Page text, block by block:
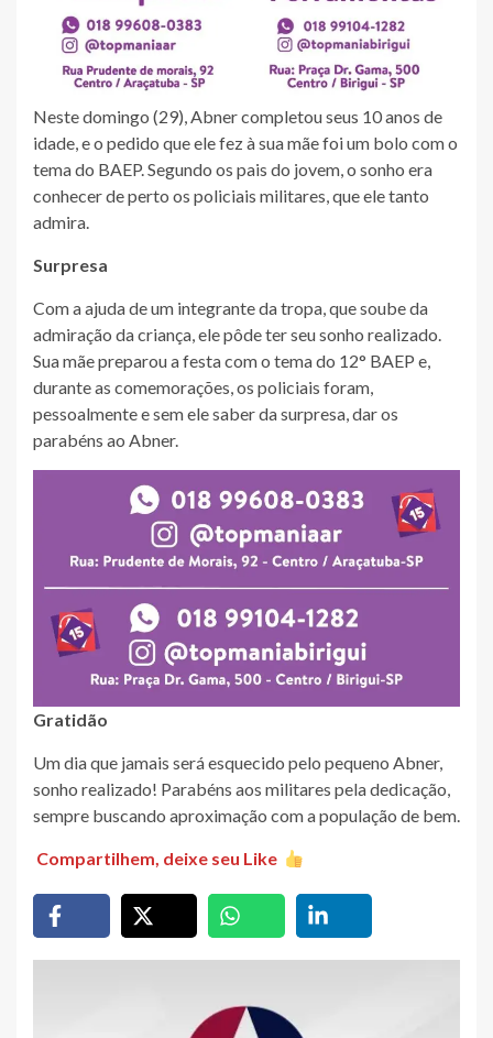
Neste domingo (29), Abner completou seus 10 anos de
idade, e o pedido que ele fez à sua mãe foi um bolo com o
tema do BAEP. Segundo os pais do jovem, o sonho era
conhecer de perto os policiais militares, que ele tanto
admira.
Surpresa
Com a ajuda de um integrante da tropa, que soube da
admiração da criança, ele pôde ter seu sonho realizado.
Sua mãe preparou a festa com o tema do 12° BAEP e,
durante as comemorações, os policiais foram,
pessoalmente e sem ele saber da surpresa, dar os
parabéns ao Abner.
Gratidão
Um dia que jamais será esquecido pelo pequeno Abner,
sonho realizado! Parabéns aos militares pela dedicação,
sempre buscando aproximação com a população de bem.
Compartilhem, deixe seu Like